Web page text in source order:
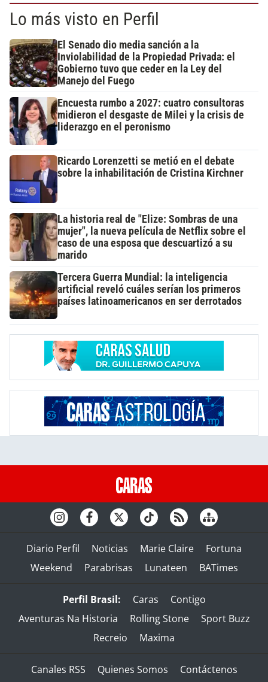
Lo más visto en Perfil
El Senado dio media sanción a la
Inviolabilidad de la Propiedad Privada: el
Gobierno tuvo que ceder en la Ley del
Manejo del Fuego
Encuesta rumbo a 2027: cuatro consultoras
midieron el desgaste de Milei y la crisis de
liderazgo en el peronismo
Ricardo Lorenzetti se metió en el debate
sobre la inhabilitación de Cristina Kirchner
La historia real de "Elize: Sombras de una
mujer", la nueva película de Netflix sobre el
caso de una esposa que descuartizó a su
marido
Tercera Guerra Mundial: la inteligencia
artificial reveló cuáles serían los primeros
países latinoamericanos en ser derrotados
Diario Perfil Noticias Marie Claire
Fortuna
Weekend
Parabrisas Lunateen BATimes
Perfil Brasil: Caras
Contigo
Aventuras Na Historia
Rolling Stone
Sport Buzz
Recreio
Maxima
Canales RSS Quienes Somos
Contáctenos